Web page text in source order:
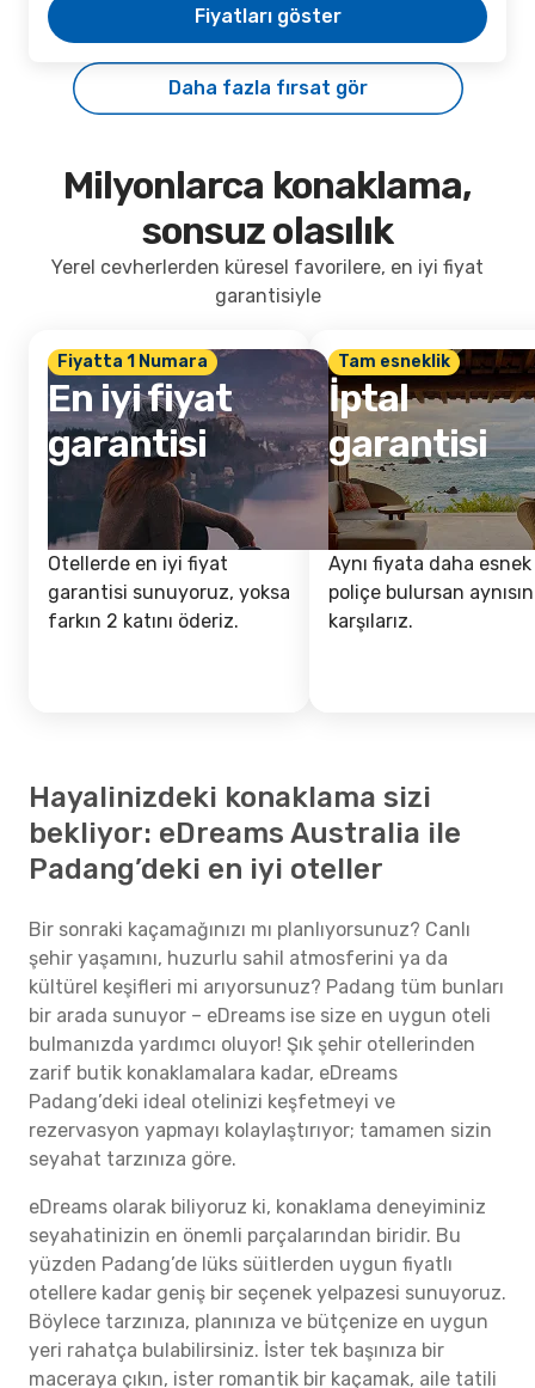
Fiyatları göster
Daha fazla fırsat gör
Milyonlarca konaklama,
sonsuz olasılık
Yerel cevherlerden küresel favorilere, en iyi fiyat
garantisiyle
Fiyatta 1 Numara
En iyi fiyat
garantisi
Otellerde en iyi fiyat
garantisi sunuyoruz, yoksa
farkın 2 katını öderiz.
Tam esneklik
İptal
garantisi
Aynı fiyata daha
poliçe bulursan
karşılarız.
Hayalinizdeki konaklama sizi
bekliyor: eDreams Australia ile
Padang’deki en iyi oteller
Bir sonraki kaçamağınızı mı planlıyorsunuz? Canlı
şehir yaşamını, huzurlu sahil atmosferini ya da
kültürel keşifleri mi arıyorsunuz? Padang tüm bunları
bir arada sunuyor – eDreams ise size en uygun oteli
bulmanızda yardımcı oluyor! Şık şehir otellerinden
zarif butik konaklamalara kadar, eDreams
Padang’deki ideal otelinizi keşfetmeyi ve
rezervasyon yapmayı kolaylaştırıyor; tamamen sizin
seyahat tarzınıza göre.
eDreams olarak biliyoruz ki, konaklama deneyiminiz
seyahatinizin en önemli parçalarından biridir. Bu
yüzden Padang’de lüks süitlerden uygun fiyatlı
otellere kadar geniş bir seçenek yelpazesi sunuyoruz.
Böylece tarzınıza, planınıza ve bütçenize en uygun
yeri rahatça bulabilirsiniz. İster tek başınıza bir
maceraya çıkın, ister romantik bir kaçamak, aile tatili